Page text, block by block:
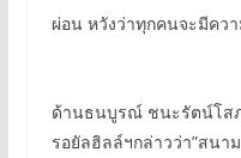
ผ่อน หวังว่าทุกคนจะมีคว
ด้านธนบูรณ์ ชนะรัตน์โส
รอยัลฮิลล์ฯกล่าวว่า”สนา